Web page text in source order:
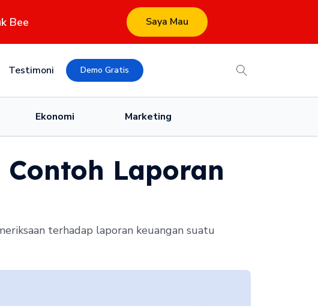
Bee Saya Mau
Testimoni Demo Gratis
Ekonomi Marketing
Laporan
terhadap laporan keuangan suatu